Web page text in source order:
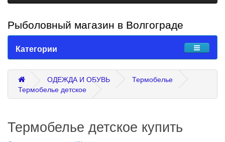
Рыболовный магазин в Волгограде
Категории
ОДЕЖДА И ОБУВЬ
Термобелье
Термобелье детское
Термобелье детское купить